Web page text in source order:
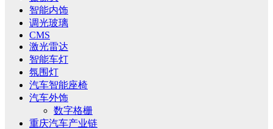
智能内饰
调光玻璃
CMS
激光雷达
智能车灯
氛围灯
汽车智能座椅
汽车外饰
数字格栅
重庆汽车产业链